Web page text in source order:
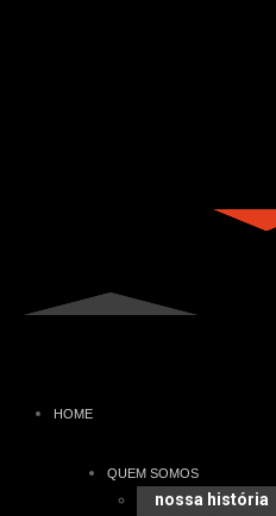
HOME
QUEM SOMOS
nossa história